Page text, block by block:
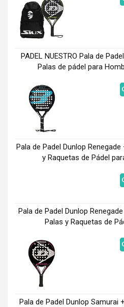
PADEL NUESTRO Pala de
Palas de pádel para
Pala de Padel Dunlop
y Raquetas de Pádel
Pala de Padel Dunlop
Palas y Raquetas de
Pala de Padel Dunlop Samurai